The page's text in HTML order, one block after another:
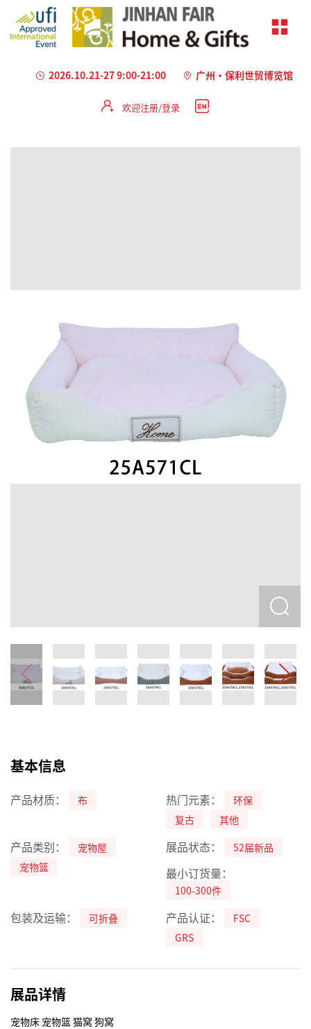
2026.10.21-27 9:00-21:00 广州·保利世贸博览馆
欢迎注册/登录
基本信息
产品材质： 布 热门元素：
环保
复古
其他
产品类别：
宠物屋
宠物篮
展品状态： 52届新品
最小订货量：
100-300件
包装及运输： 可折叠 产品认证：
FSC
GRS
展品详情
宠物床 宠物篮 猫窝 狗窝